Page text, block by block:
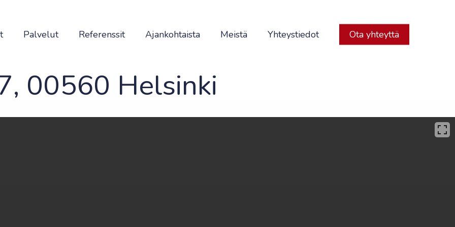
Palvelut Referenssit Ajankohtaista Meistä Yhteystiedot Ota yhteyttä
00560 Helsinki